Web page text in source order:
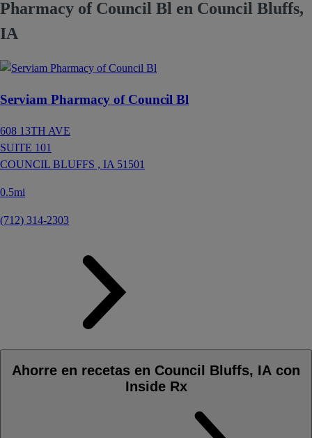
Pharmacy of Council Bl en Council Bluffs,
IA
Serviam Pharmacy of Council Bl
608 13TH AVE
SUITE 101
COUNCIL BLUFFS , IA 51501
0.5mi
(712) 314-2303
Ahorre en recetas en Council Bluffs, IA con
Inside Rx